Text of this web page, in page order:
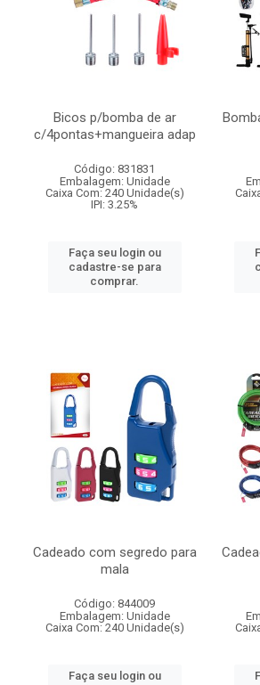
Bicos p/bomba de ar
c/4pontas+mangueira adap
Código: 831831
Embalagem: Unidade
Caixa Com: 240 Unidade(s)
IPI: 3.25%
Faça seu login ou
cadastre-se para
comprar.
Cadeado com segredo para
mala
Código: 844009
Embalagem: Unidade
Caixa Com: 240 Unidade(s)
Faça seu login ou